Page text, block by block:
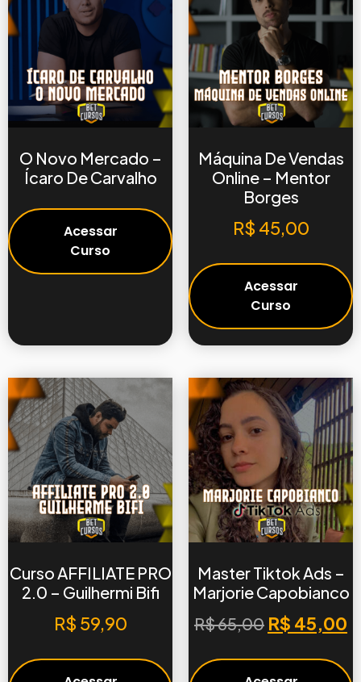
O Novo Mercado –
Ícaro De Carvalho
Acessar
Curso
Máquina De Vendas
Online – Mentor
Borges
R$ 45,00
Acessar
Curso
Curso AFFILIATE PRO
2.0 – Guilhermi Bifi
R$ 59,90
Master Tiktok Ads –
Marjorie Capobianco
R$65,00 R$ 45,00